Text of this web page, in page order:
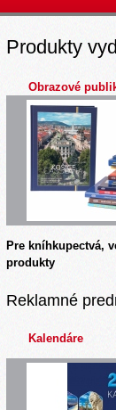
Produkty
Obrazové
Pre kníhkupectvá,
produkty
Reklamné
Kalendáre